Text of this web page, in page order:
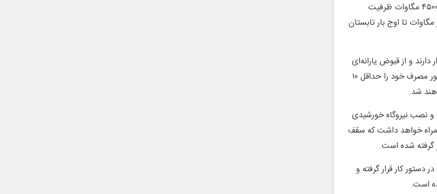
تجدیدپذیر از جمله پروژه‌های مد نظر است؛ به‌طوری‌که تاکنون ۴۵۰۰ مگاوات ظرفیت
شبکه افزوده شده و هدف‌گذاری رسیدن به ۷ هزار مگاوات تا اوج بار تابستان
قرار دارند و از قبوض یارانه‌ای
بهره‌مند هستند، اما مشترکانی که از ابتدای خرداد تا پایان شهریور مصرف خود را حداقل ۱۰
۵ کیلووات، ۲۰ درصد تخفیف و نصب نیروگاه خورشیدی
۳۰ درصد تخفیف به همراه خواهد داشت که سقف
کنتور هوشمند در دستور کار قرار گرفته و
است.